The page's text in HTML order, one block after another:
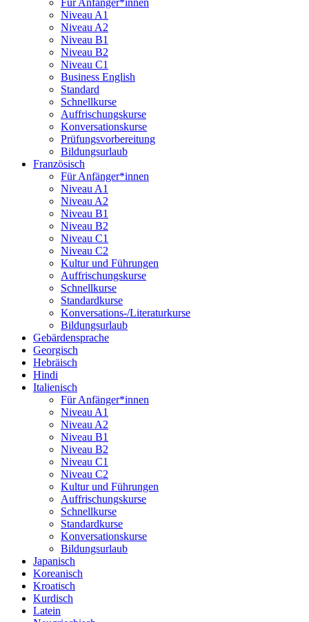
Niveau A1
Niveau A2
Niveau B1
Niveau B2
Niveau C1
Business English
Standard
Schnellkurse
Auffrischungskurse
Konversationskurse
Prüfungsvorbereitung
Bildungsurlaub
Französisch
Für Anfänger*innen
Niveau A1
Niveau A2
Niveau B1
Niveau B2
Niveau C1
Niveau C2
Kultur und Führungen
Auffrischungskurse
Schnellkurse
Standardkurse
Konversations-/Literaturkurse
Bildungsurlaub
Gebärdensprache
Georgisch
Hebräisch
Hindi
Italienisch
Für Anfänger*innen
Niveau A1
Niveau A2
Niveau B1
Niveau B2
Niveau C1
Niveau C2
Kultur und Führungen
Auffrischungskurse
Schnellkurse
Standardkurse
Konversationskurse
Bildungsurlaub
Japanisch
Koreanisch
Kroatisch
Kurdisch
Latein